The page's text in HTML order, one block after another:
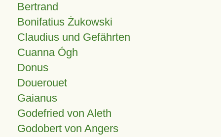
Bertrand
Bonifatius Żukowski
Claudius und Gefährten
Cuanna Ógh
Donus
Douerouet
Gaianus
Godefried von Aleth
Godobert von Angers